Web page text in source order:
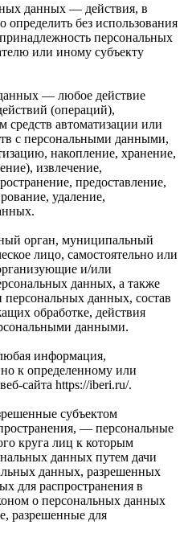
данных — действия, в
определить без использования
персональных
или иному субъекту
— любое действие
(операций),
средств автоматизации или
с персональными данными,
накопление, хранение,
извлечение,
предоставление,
удаление,
орган, муниципальный
лицо, самостоятельно или
и/или
данных, а также
данных, состав
обработке, действия
данными.
информация,
к определенному или
сайта https://iberi.ru/.
субъектом
— персональные
круга лиц к которым
данных путем дачи
данных, разрешенных
для распространения в
о персональных данных
разрешенные для